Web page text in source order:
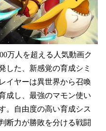
万人を超える人気動画ク
した、新感覚の育成シミ
イヤーは異世界から召喚
成し、最強のマモン使い
。自由度の高い育成シス
断力が勝敗を分ける戦闘